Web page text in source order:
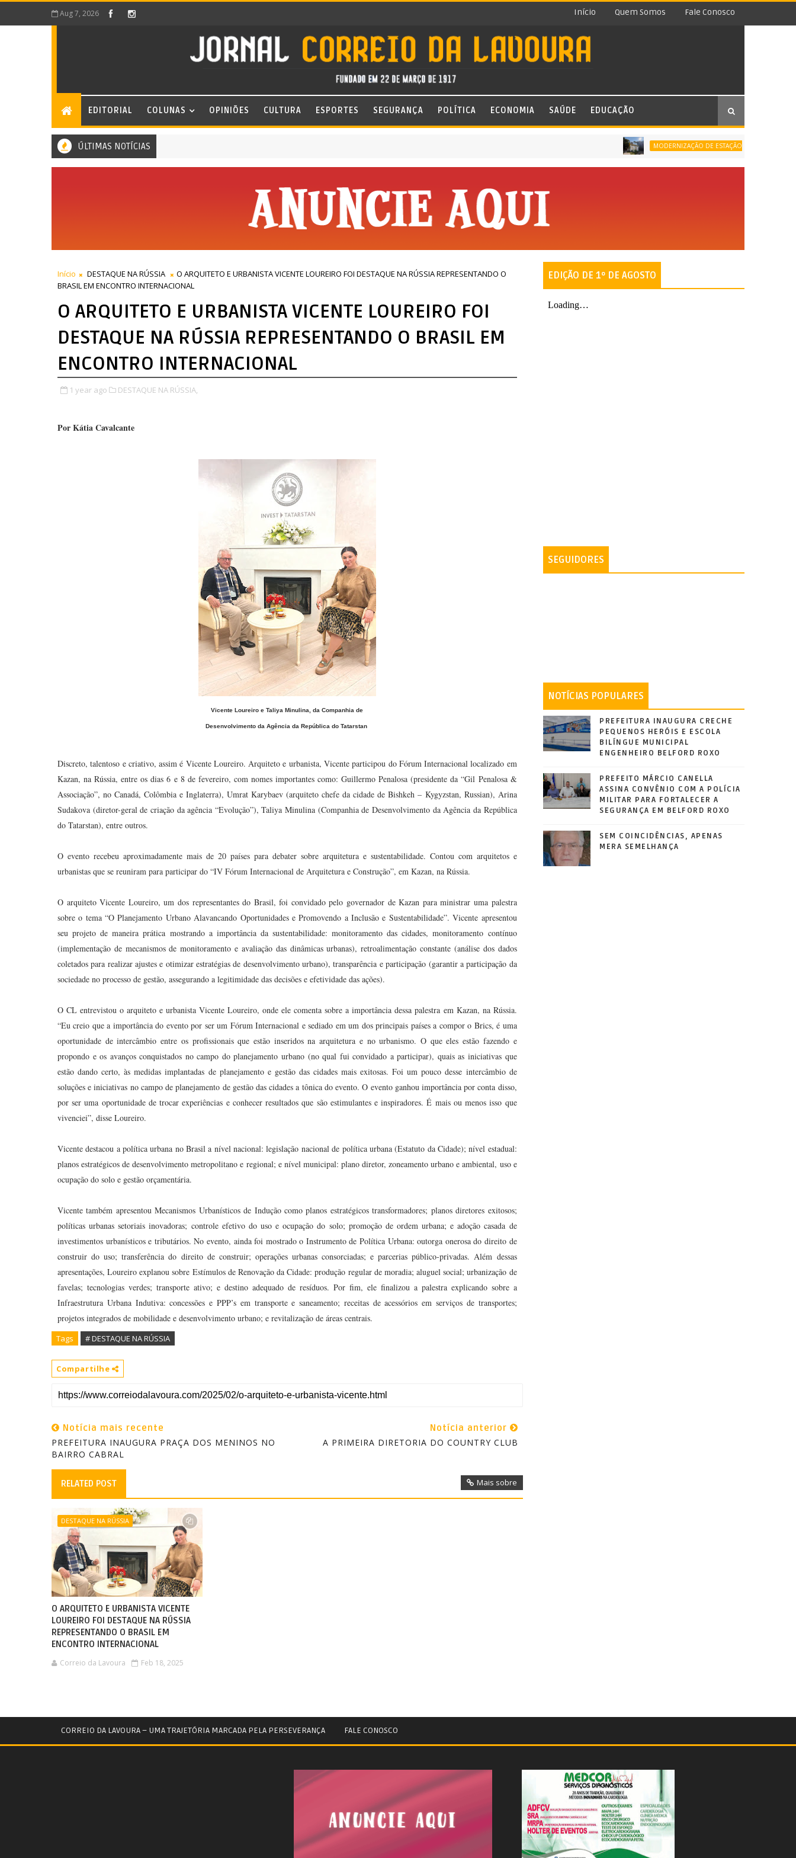
Aug 7, 2026 Início Quem Somos Fale Conosco
EDITORIAL COLUNAS OPINIÕES CULTURA ESPORTES SEGURANÇA POLÍTICA ECONOMIA SAÚDE EDUCAÇÃO
ÚLTIMAS NOTÍCIAS MODERNIZAÇÃO DE ESTAÇÃO DE TRATAMENTO
Início DESTAQUE NA RÚSSIA
O ARQUITETO E URBANISTA VICENTE LOUREIRO FOI DESTAQUE NA RÚSSIA REPRESENTANDO O
BRASIL EM ENCONTRO INTERNACIONAL
O ARQUITETO E URBANISTA VICENTE LOUREIRO FOI
DESTAQUE NA RÚSSIA REPRESENTANDO O BRASIL EM
ENCONTRO INTERNACIONAL
1 year ago DESTAQUE NA RÚSSIA,
Por Kátia Cavalcante
Vicente Loureiro e Taliya Minulina, da Companhia de
Desenvolvimento da Agência da República do Tatarstan
Discreto, talentoso e criativo, assim é Vicente Loureiro. Arquiteto e urbanista, Vicente participou do Fórum Internacional localizado em
Kazan, na Rússia, entre os dias 6 e 8 de fevereiro, com nomes importantes como: Guillermo Penalosa (presidente da “Gil Penalosa &
Associação”, no Canadá, Colômbia e Inglaterra), Umrat Karybaev (arquiteto chefe da cidade de Bishkeh – Kygyzstan, Russian), Arina
Sudakova (diretor-geral de criação da agência “Evolução”), Taliya Minulina (Companhia de Desenvolvimento da Agência da República
do Tatarstan), entre outros.
O evento recebeu aproximadamente mais de 20 países para debater sobre arquitetura e sustentabilidade. Contou com arquitetos e
urbanistas que se reuniram para participar do “IV Fórum Internacional de Arquitetura e Construção”, em Kazan, na Rússia.
O arquiteto Vicente Loureiro, um dos representantes do Brasil, foi convidado pelo governador de Kazan para ministrar uma palestra
sobre o tema “O Planejamento Urbano Alavancando Oportunidades e Promovendo a Inclusão e Sustentabilidade”. Vicente apresentou
seu projeto de maneira prática mostrando a importância da sustentabilidade: monitoramento das cidades, monitoramento contínuo
(implementação de mecanismos de monitoramento e avaliação das dinâmicas urbanas), retroalimentação constante (análise dos dados
coletados para realizar ajustes e otimizar estratégias de desenvolvimento urbano), transparência e participação (garantir a participação da
sociedade no processo de gestão, assegurando a legitimidade das decisões e efetividade das ações).
O CL entrevistou o arquiteto e urbanista Vicente Loureiro, onde ele comenta sobre a importância dessa palestra em Kazan, na Rússia.
“Eu creio que a importância do evento por ser um Fórum Internacional e sediado em um dos principais países a compor o Brics, é uma
oportunidade de intercâmbio entre os profissionais que estão inseridos na arquitetura e no urbanismo. O que eles estão fazendo e
propondo e os avanços conquistados no campo do planejamento urbano (no qual fui convidado a participar), quais as iniciativas que
estão dando certo, às medidas implantadas de planejamento e gestão das cidades mais exitosas. Foi um pouco desse intercâmbio de
soluções e iniciativas no campo de planejamento de gestão das cidades a tônica do evento. O evento ganhou importância por conta disso,
por ser uma oportunidade de trocar experiências e conhecer resultados que são estimulantes e inspiradores. É mais ou menos isso que
vivenciei”, disse Loureiro.
Vicente destacou a política urbana no Brasil a nível nacional: legislação nacional de política urbana (Estatuto da Cidade); nível estadual:
planos estratégicos de desenvolvimento metropolitano e regional; e nível municipal: plano diretor, zoneamento urbano e ambiental, uso e
ocupação do solo e gestão orçamentária.
Vicente também apresentou Mecanismos Urbanísticos de Indução como planos estratégicos transformadores; planos diretores exitosos;
políticas urbanas setoriais inovadoras; controle efetivo do uso e ocupação do solo; promoção de ordem urbana; e adoção casada de
investimentos urbanísticos e tributários. No evento, ainda foi mostrado o Instrumento de Política Urbana: outorga onerosa do direito de
construir do uso; transferência do direito de construir; operações urbanas consorciadas; e parcerias público-privadas. Além dessas
apresentações, Loureiro explanou sobre Estímulos de Renovação da Cidade: produção regular de moradia; aluguel social; urbanização de
favelas; tecnologias verdes; transporte ativo; e destino adequado de resíduos. Por fim, ele finalizou a palestra explicando sobre a
Infraestrutura Urbana Indutiva: concessões e PPP’s em transporte e saneamento; receitas de acessórios em serviços de transportes;
projetos integrados de mobilidade e desenvolvimento urbano; e revitalização de áreas centrais.
Tags # DESTAQUE NA RÚSSIA
Compartilhe
Notícia mais recente
PREFEITURA INAUGURA PRAÇA DOS MENINOS NO
BAIRRO CABRAL
Notícia anterior
A PRIMEIRA DIRETORIA DO COUNTRY CLUB
RELATED POST Mais sobre
DESTAQUE NA RÚSSIA
O ARQUITETO E URBANISTA VICENTE
LOUREIRO FOI DESTAQUE NA RÚSSIA
REPRESENTANDO O BRASIL EM
ENCONTRO INTERNACIONAL
Correio da Lavoura Feb 18, 2025
EDIÇÃO DE 1º DE AGOSTO
SEGUIDORES
NOTÍCIAS POPULARES
PREFEITURA INAUGURA CRECHE
PEQUENOS HERÓIS E ESCOLA
BILÍNGUE MUNICIPAL
ENGENHEIRO BELFORD ROXO
PREFEITO MÁRCIO CANELLA
ASSINA CONVÊNIO COM A POLÍCIA
MILITAR PARA FORTALECER A
SEGURANÇA EM BELFORD ROXO
SEM COINCIDÊNCIAS, APENAS
MERA SEMELHANÇA
CORREIO DA LAVOURA – UMA TRAJETÓRIA MARCADA PELA PERSEVERANÇA FALE CONOSCO